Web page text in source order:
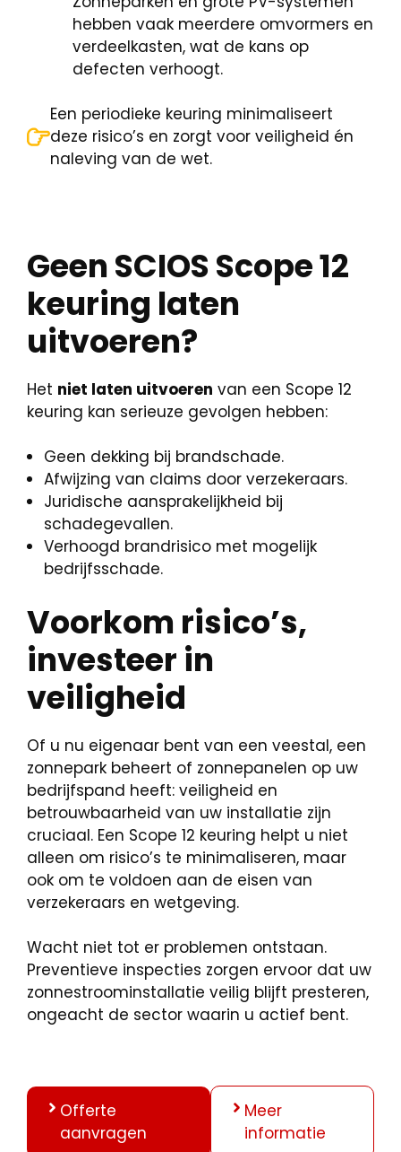
hebben vaak meerdere omvormers en
verdeelkasten, wat de kans op
defecten verhoogt.
Een periodieke keuring minimaliseert
deze risico’s en zorgt voor veiligheid én
naleving van de wet.
Geen SCIOS Scope 12
keuring laten
uitvoeren?
Het niet laten uitvoeren van een Scope 12
keuring kan serieuze gevolgen hebben:
Geen dekking bij brandschade.
Afwijzing van claims door verzekeraars.
Juridische aansprakelijkheid bij
schadegevallen.
Verhoogd brandrisico met mogelijk
bedrijfsschade.
Voorkom risico’s,
investeer in
veiligheid
Of u nu eigenaar bent van een veestal, een
zonnepark beheert of zonnepanelen op uw
bedrijfspand heeft: veiligheid en
betrouwbaarheid van uw installatie zijn
cruciaal. Een Scope 12 keuring helpt u niet
alleen om risico’s te minimaliseren, maar
ook om te voldoen aan de eisen van
verzekeraars en wetgeving.
Wacht niet tot er problemen ontstaan.
Preventieve inspecties zorgen ervoor dat uw
zonnestroominstallatie veilig blijft presteren,
ongeacht de sector waarin u actief bent.
Offerte
aanvragen
Meer
informatie